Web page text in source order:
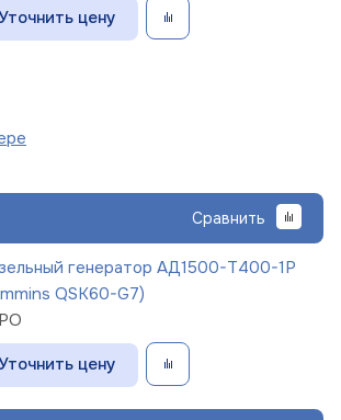
цену
Сравнить
генератор АД1500-Т400-1Р
QSK60-G7)
цену